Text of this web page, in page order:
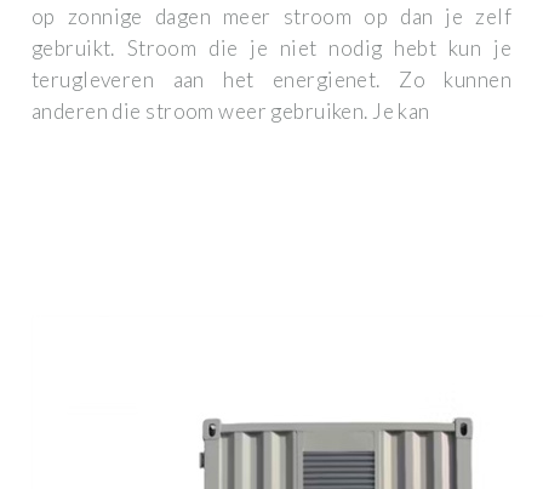
op zonnige dagen meer stroom op dan je zelf
gebruikt. Stroom die je niet nodig hebt kun je
terugleveren aan het energienet. Zo kunnen
anderen die stroom weer gebruiken. Je kan